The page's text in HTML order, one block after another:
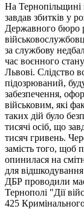
На
завдав збитків у
Державного бюро
за службову
час воєнного
Львові. Слідство
підозрюваний,
забезпечення,
військовим, які
таких дій було
тисячі осіб, що
тисяч гривень.
замість того, щоб
опинилася на
для
ДБР проводили
Тернополі "Дії
425